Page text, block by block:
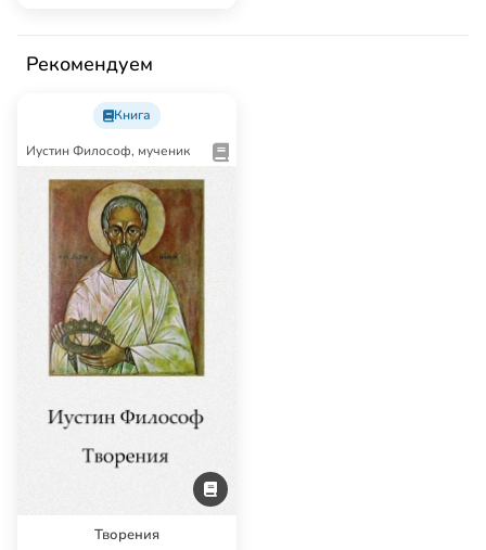
Рекомендуем
Книга
Иустин Философ, мученик
Творения